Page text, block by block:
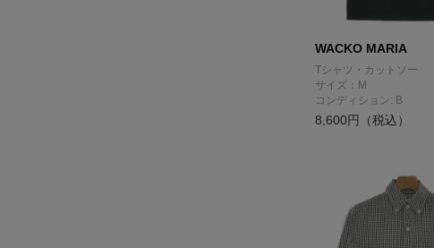
WACKO MARIA
Tシャツ・カットソー
サイズ：M
コンディション: B
8,600円（税込）